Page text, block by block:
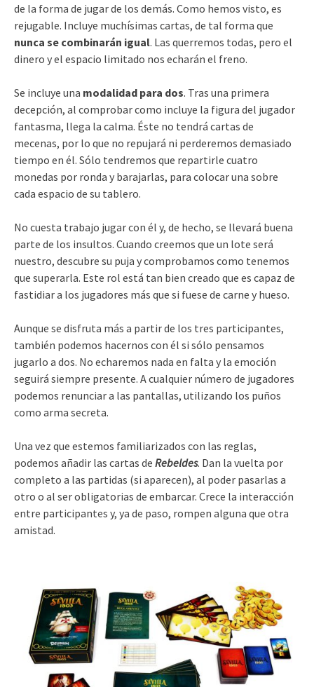
de la forma de jugar de los demás. Como hemos visto, es
rejugable. Incluye muchísimas cartas, de tal forma que
nunca se combinarán igual. Las querremos todas, pero el
dinero y el espacio limitado nos echarán el freno.
Se incluye una modalidad para dos. Tras una primera
decepción, al comprobar como incluye la figura del jugador
fantasma, llega la calma. Éste no tendrá cartas de
mecenas, por lo que no repujará ni perderemos demasiado
tiempo en él. Sólo tendremos que repartirle cuatro
monedas por ronda y barajarlas, para colocar una sobre
cada espacio de su tablero.
No cuesta trabajo jugar con él y, de hecho, se llevará buena
parte de los insultos. Cuando creemos que un lote será
nuestro, descubre su puja y comprobamos como tenemos
que superarla. Este rol está tan bien creado que es capaz de
fastidiar a los jugadores más que si fuese de carne y hueso.
Aunque se disfruta más a partir de los tres participantes,
también podemos hacernos con él si sólo pensamos
jugarlo a dos. No echaremos nada en falta y la emoción
seguirá siempre presente. A cualquier número de jugadores
podemos renunciar a las pantallas, utilizando los puños
como arma secreta.
Una vez que estemos familiarizados con las reglas,
podemos añadir las cartas de Rebeldes. Dan la vuelta por
completo a las partidas (si aparecen), al poder pasarlas a
otro o al ser obligatorias de embarcar. Crece la interacción
entre participantes y, ya de paso, rompen alguna que otra
amistad.